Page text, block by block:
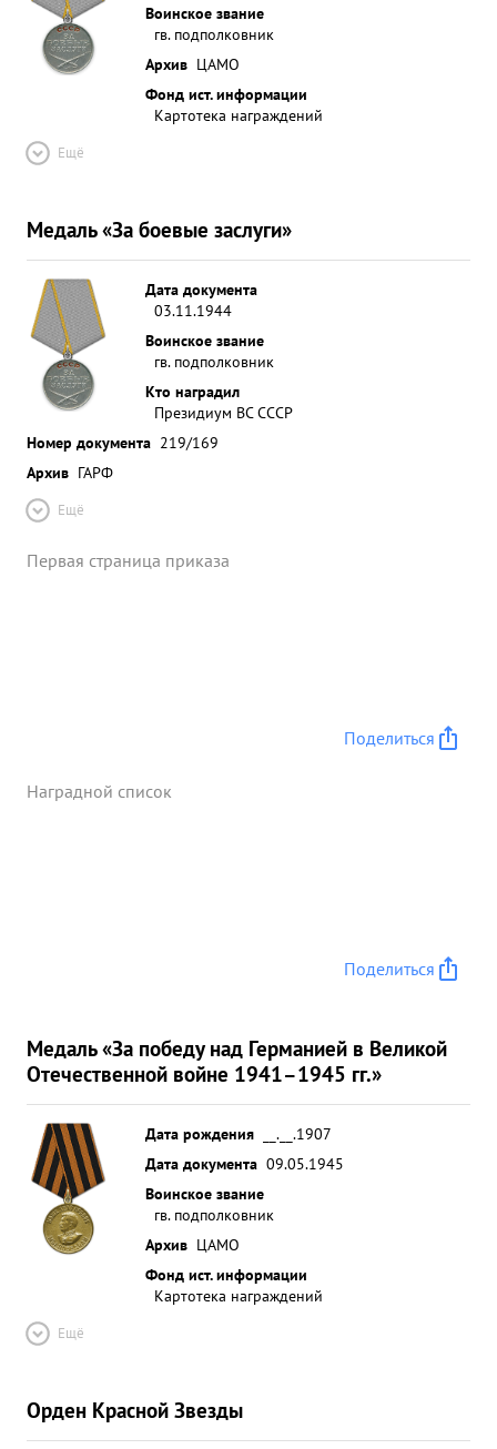
Воинское звание
гв. подполковник
Архив ЦАМО
Фонд ист. информации
Картотека награждений
Ещё
Медаль «За боевые заслуги»
Дата документа
03.11.1944
Воинское звание
гв. подполковник
Кто наградил
Президиум ВС СССР
Номер документа 219/169
Архив ГАРФ
Ещё
Первая страница приказа
Поделиться
Наградной список
Поделиться
Медаль «За победу над Германией в Великой
Отечественной войне 1941–1945 гг.»
Дата рождения
__.__.1907
Дата документа 09.05.1945
Воинское звание
гв. подполковник
Архив ЦАМО
Фонд ист. информации
Картотека награждений
Ещё
Орден Красной Звезды